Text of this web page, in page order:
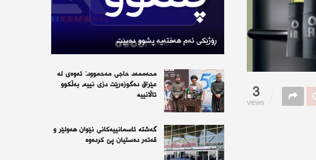
3
VIEWS
ڕۆژێكی ئەم هەفتەیە پشوو دەبێت
محەممەد حاجی مەحموود: ئەوەی لە
عێراق دەگوزەرێت دزی نییە، بەڵکوو
تاڵانییە
گەشتە ئاسمانییەکانی نێوان هەولێر و
قەتەر دەستیان پێ کردەوە